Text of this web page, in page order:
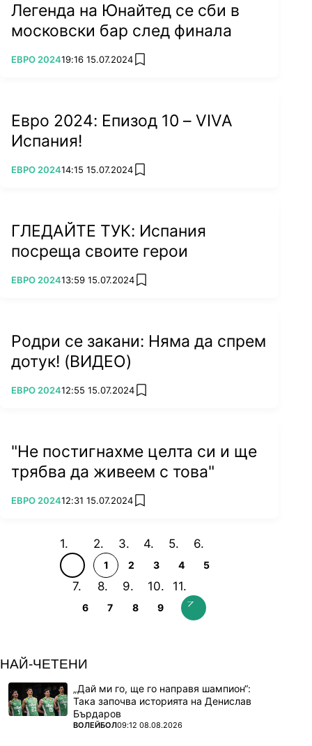
Легенда на Юнайтед се сби в
московски бар след финала
ПОВЕЧЕ ОТ
ЕВРО 202419:16 15.07.2024 add favorites
Евро 2024: Епизод 10 – VIVA
Испания!
ПОВЕЧЕ ОТ
ЕВРО 202414:15 15.07.2024 add favorites
ГЛЕДАЙТЕ ТУК: Испания
посреща своите герои
ПОВЕЧЕ ОТ
ЕВРО 202413:59 15.07.2024 add favorites
Родри се закани: Няма да спрем
дотук! (ВИДЕО)
ПОВЕЧЕ ОТ
ЕВРО 202412:55 15.07.2024 add favorites
"Не постигнахме целта си и ще
трябва да живеем с това"
ПОВЕЧЕ ОТ
ЕВРО 202412:31 15.07.2024 add favorites
1 2 3 4 5
6 7 8 9
НАЙ-ЧЕТЕНИ
„Дай ми го, ще го направя шампион“:
Така започва историята на Денислав
Бърдаров
ПОВЕЧЕ ОТ
ВОЛЕЙБОЛ09:12 08.08.2026